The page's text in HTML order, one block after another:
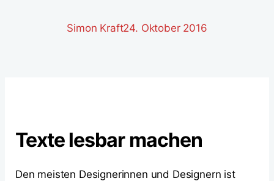
Simon Kraft24. Oktober 2016
Texte lesbar machen
Den meisten Designerinnen und Designern ist